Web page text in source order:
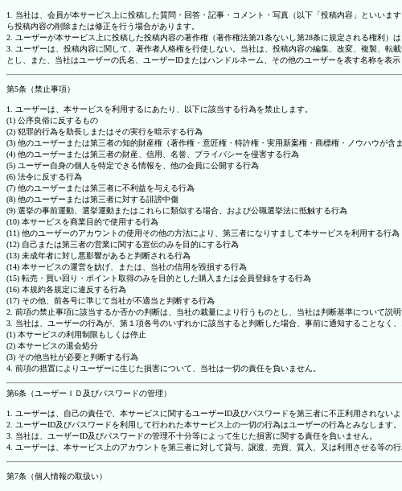
1. 当社は、会員が本サービス上に投稿した質問・回答・記事・コメント・写真（以下「投稿内容」といい
ら投稿内容の削除または修正を行う場合があります。
2. ユーザーが本サービス上に投稿した投稿内容の著作権（著作権法第21条ないし第28条に規定される権利）
3. ユーザーは、投稿内容に関して、著作者人格権を行使しない。当社は、投稿内容の編集、改変、複製、
とし、また、当社はユーザーの氏名、ユーザーIDまたはハンドルネーム、その他のユーザーを表す名称を表示
第5条（禁止事項）
1. ユーザーは、本サービスを利用するにあたり、以下に該当する行為を禁止します。
(1) 公序良俗に反するもの
(2) 犯罪的行為を助長しまたはその実行を暗示する行為
(3) 他のユーザーまたは第三者の知的財産権（著作権・意匠権・特許権・実用新案権・商標権・ノウハウが含
(4) 他のユーザーまたは第三者の財産、信用、名誉、プライバシーを侵害する行為
(5) ユーザー自身の個人を特定できる情報を、他の会員に公開する行為
(6) 法令に反する行為
(7) 他のユーザーまたは第三者に不利益を与える行為
(8) 他のユーザーまたは第三者に対する誹謗中傷
(9) 選挙の事前運動、選挙運動またはこれらに類似する場合、および公職選挙法に抵触する行為
(10) 本サービスを商業目的で使用する行為
(11) 他のユーザーのアカウントの使用その他の方法により、第三者になりすまして本サービスを利用する行為
(12) 自己または第三者の営業に関する宣伝のみを目的にする行為
(13) 未成年者に対し悪影響があると判断される行為
(14) 本サービスの運営を妨げ、または、当社の信用を毀損する行為
(15) 転売・買い回り・ポイント取得のみを目的とした購入または会員登録をする行為
(16) 本規約各規定に違反する行為
(17) その他、前各号に準じて当社が不適当と判断する行為
2. 前項の禁止事項に該当するか否かの判断は、当社の裁量により行うものとし、当社は判断基準について説明
3. 当社は、ユーザーの行為が、第１項各号のいずれかに該当すると判断した場合、事前に通知することなく
(1) 本サービスの利用制限もしくは停止
(2) 本サービスの退会処分
(3) その他当社が必要と判断する行為
4. 前項の措置によりユーザーに生じた損害について、当社は一切の責任を負いません。
第6条（ユーザーＩＤ及びパスワードの管理）
1. ユーザーは、自己の責任で、本サービスに関するユーザーID及びパスワードを第三者に不正利用されないよ
2. ユーザーID及びパスワードを利用して行われた本サービス上の一切の行為はユーザーの行為とみなします。
3. 当社は、ユーザーID及びパスワードの管理不十分等によって生じた損害に関する責任を負いません。
4. ユーザーは、本サービス上のアカウントを第三者に対して貸与、譲渡、売買、質入、又は利用させる等の行
第7条（個人情報の取扱い）